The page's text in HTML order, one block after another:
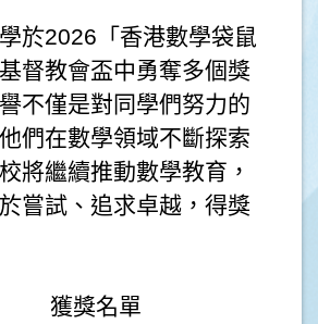
於2026「香港數學袋鼠
督教會盃中勇奪多個獎
不僅是對同學們努力的
們在數學領域不斷探索
將繼續推動數學教育，
嘗試、追求卓越，得獎
獲獎名單